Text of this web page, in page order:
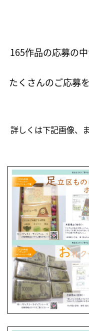
165作品の応募の
たくさんのご応募
詳しくは下記画像、